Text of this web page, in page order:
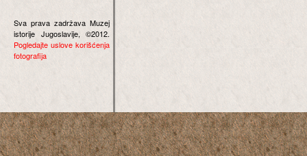
Sva prava zadržava Muzej
istorije Jugoslavije, ©2012.
Pogledajte uslove korišćenja
fotografija